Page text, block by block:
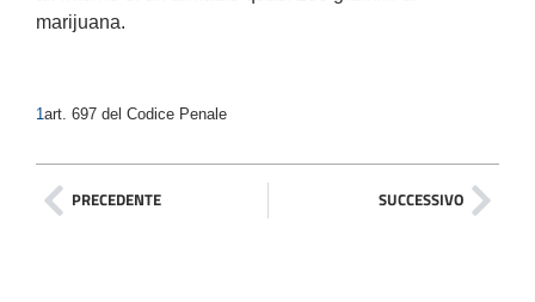
marijuana.
1art. 697 del Codice Penale
PRECEDENTE SUCCESSIVO